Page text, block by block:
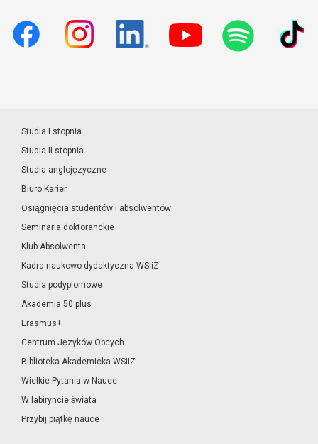
Studia I stopnia
Studia II stopnia
Studia anglojęzyczne
Biuro Karier
Osiągnięcia studentów i absolwentów
Seminaria doktoranckie
Klub Absolwenta
Kadra naukowo-dydaktyczna WSIiZ
Studia podyplomowe
Akademia 50 plus
Erasmus+
Centrum Języków Obcych
Biblioteka Akademicka WSIiZ
Wielkie Pytania w Nauce
W labiryncie świata
Przybij piątkę nauce